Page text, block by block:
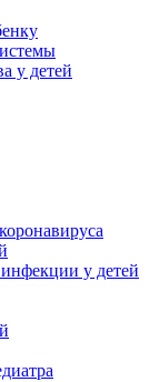
у детей
у детей